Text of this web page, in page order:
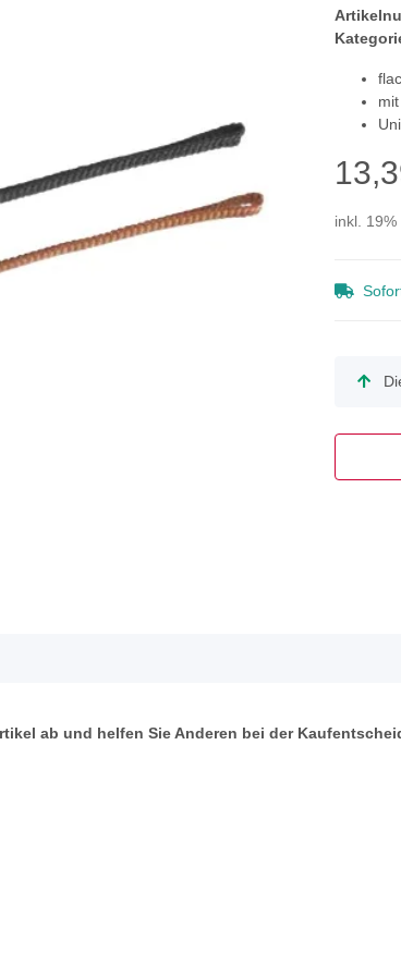
inkl. 19%
x
ab und helfen Sie Anderen bei der